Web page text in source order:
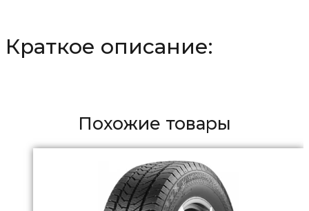
Краткое описание:
Похожие товары